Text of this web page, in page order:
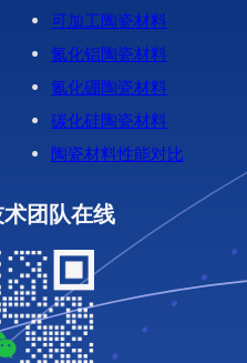
可加工陶瓷材料
氮化铝陶瓷材料
氮化硼陶瓷材料
碳化硅陶瓷材料
陶瓷材料性能对比
团队在线